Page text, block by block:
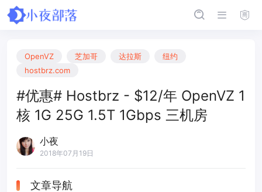
OpenVZ 芝加哥 达拉斯
纽约
hostbrz.com
#优惠# Hostbrz - $12/年 OpenVZ 1
核 1G 25G 1.5T 1Gbps 三机房
小夜
2018年07月19日
文章导航